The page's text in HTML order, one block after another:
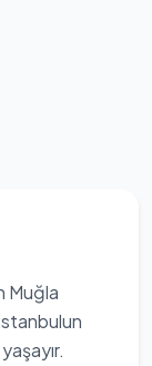
Muğla